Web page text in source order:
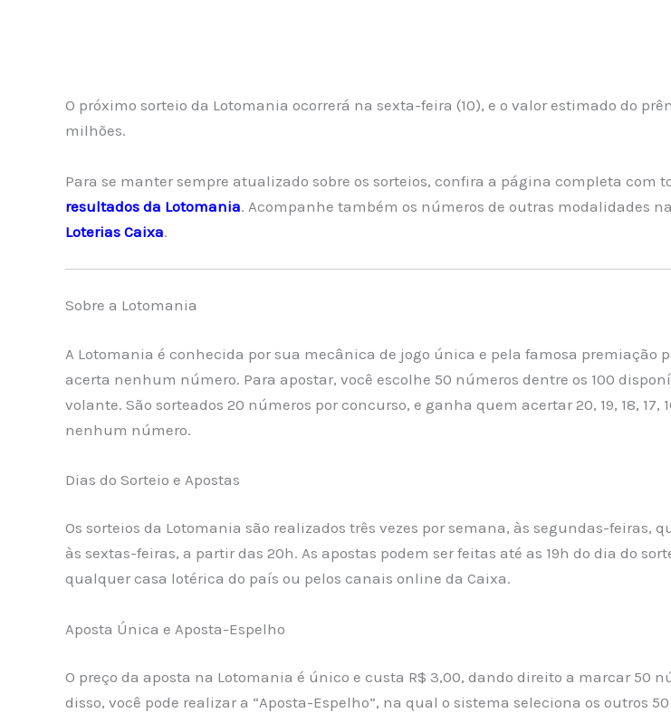
O próximo sorteio da Lotomania ocorrerá na sexta-feira (10), e o valor estimado do
milhões.
Para se manter sempre atualizado sobre os sorteios, confira a página completa com
resultados da Lotomania. Acompanhe também os números de outras modalidades
Loterias Caixa.
Sobre a Lotomania
A Lotomania é conhecida por sua mecânica de jogo única e pela famosa premiação
acerta nenhum número. Para apostar, você escolhe 50 números dentre os 100
volante. São sorteados 20 números por concurso, e ganha quem acertar 20, 19, 18, 17,
nenhum número.
Dias do Sorteio e Apostas
Os sorteios da Lotomania são realizados três vezes por semana, às segundas-feiras,
às sextas-feiras, a partir das 20h. As apostas podem ser feitas até as 19h do dia do
qualquer casa lotérica do país ou pelos canais online da Caixa.
Aposta Única e Aposta-Espelho
O preço da aposta na Lotomania é único e custa R$ 3,00, dando direito a marcar 50
disso, você pode realizar a “Aposta-Espelho”, na qual o sistema seleciona os outros